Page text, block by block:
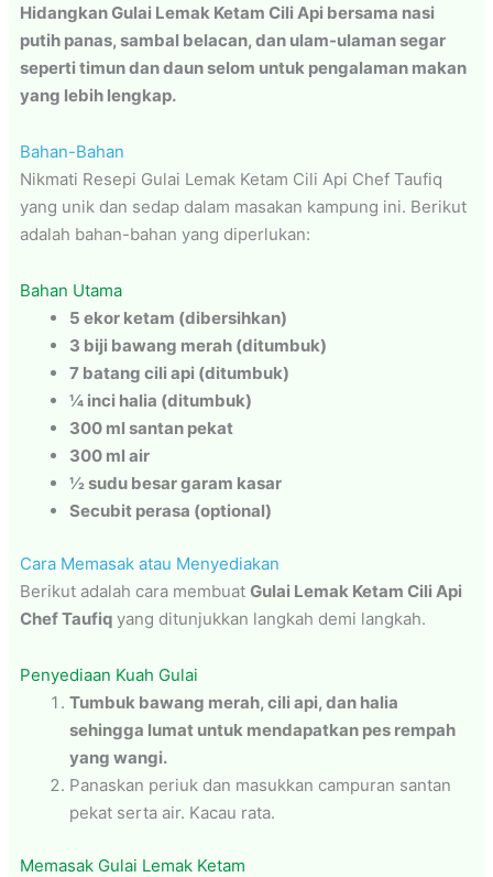
Hidangkan Gulai Lemak Ketam Cili Api bersama nasi
putih panas, sambal belacan, dan ulam-ulaman segar
seperti timun dan daun selom untuk pengalaman makan
yang lebih lengkap.
Bahan-Bahan
Nikmati Resepi Gulai Lemak Ketam Cili Api Chef Taufiq
yang unik dan sedap dalam masakan kampung ini. Berikut
adalah bahan-bahan yang diperlukan:
Bahan Utama
5 ekor ketam (dibersihkan)
3 biji bawang merah (ditumbuk)
7 batang cili api (ditumbuk)
¼ inci halia (ditumbuk)
300 ml santan pekat
300 ml air
½ sudu besar garam kasar
Secubit perasa (optional)
Cara Memasak atau Menyediakan
Berikut adalah cara membuatGulai Lemak Ketam Cili Api
Chef Taufiq yang ditunjukkan langkah demi langkah.
Penyediaan Kuah Gulai
Tumbuk bawang merah, cili api, dan halia
sehingga lumat untuk mendapatkan pes rempah
yang wangi.
Panaskan periuk dan masukkan campuran santan
pekat serta air. Kacau rata.
Memasak Gulai Lemak Ketam